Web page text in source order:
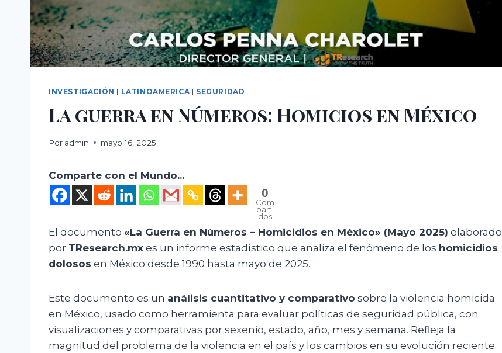
INVESTIGACIÓN | LATINOAMERICA | SEGURIDAD
La guerra en Números: Homicios en México
Por admin mayo 16, 2025
Comparte con el Mundo...
0
Com
parti
dos
El documento «La Guerra en Números – Homicidios en México» (Mayo 2025) elaborado
por TResearch.mx es un informe estadístico que analiza el fenómeno de los homicidios
dolosos en México desde 1990 hasta mayo de 2025.
Este documento es un análisis cuantitativo y comparativo sobre la violencia homicida
en México, usado como herramienta para evaluar políticas de seguridad pública, con
visualizaciones y comparativas por sexenio, estado, año, mes y semana. Refleja la
magnitud del problema de la violencia en el país y los cambios en su evolución reciente.